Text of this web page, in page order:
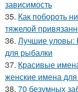
зависимость
35. Как побороть
тяжелой
36. Лучшие уловы:
для рыбалки
37. Красивые
женские имена
38. 70 безумных